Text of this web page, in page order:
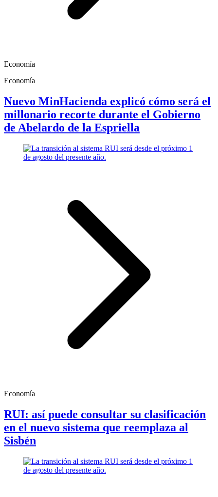
Economía
Economía
Nuevo MinHacienda explicó cómo será el
millonario recorte durante el Gobierno
de Abelardo de la Espriella
Economía
RUI: así puede consultar su clasificación
en el nuevo sistema que reemplaza al
Sisbén